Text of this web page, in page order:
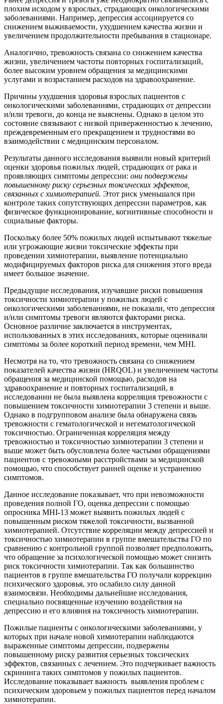
плохим исходом у взрослых, страдающих онкологическими
заболеваниями. Например, депрессия ассоциируется со
снижением выживаемости, ухудшением качества жизни и
увеличением продолжительности пребывания в стационаре.
Аналогично, тревожность связана со снижением качества
жизни, увеличением частоты повторных госпитализаций,
более высоким уровнем обращения за медицинскими
услугами и возрастанием расходов на здравоохранение.
Причины ухудшения здоровья взрослых пациентов с
онкологическими заболеваниями, страдающих от депрессии
и/или тревоги, до конца не выяснены. Однако в целом это
состояние связывают с низкой приверженностью к лечению,
преждевременным его прекращением и трудностями во
взаимодействии с медицинским персоналом.
Результаты данного исследования выявили новый критерий
оценки здоровья пожилых людей, страдающих от рака и
проявляющих симптомы депрессии: они подвержены
повышенному риску серьезных токсических эффектов,
связанных с химиотерапией. Этот риск уменьшался при
контроле таких сопутствующих депрессии параметров, как
физическое функционирование, когнитивные способности и
социальные факторы.
Поскольку более 50% пожилых людей испытывают тяжелые
или угрожающие жизни токсические эффекты при
проведении химиотерапии, выявление потенциально
модифицируемых факторов риска для снижения этого вреда
имеет большое значение.
Предыдущие исследования, изучавшие риски повышения
токсичности химиотерапии у пожилых людей с
онкологическими заболеваниями, не показали, что депрессия
и/или симптомы тревоги являются факторами риска.
Основное различие заключается в инструментах,
использованных в этих исследованиях, которые оценивали
симптомы за более короткий период времени, чем MHI.
Несмотря на то, что тревожность связана со снижением
показателей качества жизни (HRQOL) и увеличением частоты
обращения за медицинской помощью, расходов на
здравоохранение и повторных госпитализаций, в
исследовании не была выявлена корреляция тревожности с
повышением токсичности химиотерапии 3 степени и выше.
Однако в подгрупповом анализе была обнаружена связь
тревожности с гематологической и негематологической
токсичностью. Ограниченная корреляция между
тревожностью и токсичностью химиотерапии 3 степени и
выше может быть обусловлена более частыми обращениями
пациентов с тревожными расстройствами за медицинской
помощью, что способствует ранней оценке и устранению
симптомов.
Данное исследование показывает, что при невозможности
проведения полной ГО, оценка депрессии с помощью
опросника MHI-13 может выявить пожилых людей с
повышенным риском тяжелой токсичности, вызванной
химиотерапией. Отсутствие корреляции между депрессией и
токсичностью химиотерапии в группе вмешательства ГО по
сравнению с контрольной группой позволяет предположить,
что обращение за психологической помощью может снизить
риск токсичности химиотерапии. Так как большинство
пациентов в группе вмешательства ГО получали коррекцию
психического здоровья, это ослабило силу данной
взаимосвязи. Необходимы дальнейшие исследования,
специально посвященные изучению воздействия на
депрессию и его влияния на токсичность химиотерапии.
Пожилые пациенты с онкологическими заболеваниями, у
которых при начале новой химиотерапии наблюдаются
выраженные симптомы депрессии, подвержены
повышенному риску развития серьезных токсических
эффектов, связанных с лечением. Это подчеркивает важность
скрининга таких симптомов у пожилых пациентов.
Исследование показывает важность выявления проблем с
психическим здоровьем у пожилых пациентов перед началом
химиотерапии.